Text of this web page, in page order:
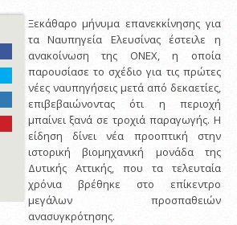
Ξεκάθαρο μήνυμα επανεκκίνησης για
τα Ναυπηγεία Ελευσίνας έστειλε η
ανακοίνωση της ONEX, η οποία
παρουσίασε το σχέδιο για τις πρώτες
νέες ναυπηγήσεις μετά από δεκαετίες,
επιβεβαιώνοντας ότι η περιοχή
μπαίνει ξανά σε τροχιά παραγωγής. Η
είδηση δίνει νέα προοπτική στην
ιστορική βιομηχανική μονάδα της
Δυτικής Αττικής, που τα τελευταία
χρόνια βρέθηκε στο επίκεντρο
μεγάλων προσπαθειών
ανασυγκρότησης.